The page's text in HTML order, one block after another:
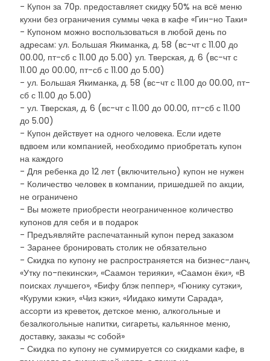
- Купон за 70р. предоставляет скидку 50% на всё меню
кухни без ограничения суммы чека в кафе «Гин-но Таки»
- Купоном можно воспользоваться в любой день по
адресам: ул. Большая Якиманка, д. 58 (вс-чт с 11.00 до
00.00, пт-сб с 11.00 до 5.00) ул. Тверская, д. 6 (вс-чт с
11.00 до 00.00, пт-сб с 11.00 до 5.00)
- ул. Большая Якиманка, д. 58 (вс-чт с 11.00 до 00.00, пт-
сб с 11.00 до 5.00)
- ул. Тверская, д. 6 (вс-чт с 11.00 до 00.00, пт-сб с 11.00
до 5.00)
- Купон действует на одного человека. Если идете
вдвоем или компанией, необходимо приобретать купон
на каждого
- Для ребенка до 12 лет (включительно) купон не нужен
- Количество человек в компании, пришедшей по акции,
не ограничено
- Вы можете приобрести неограниченное количество
купонов для себя и в подарок
- Предъявляйте распечатанный купон перед заказом
- Заранее бронировать столик не обязательно
- Скидка по купону не распространяется на бизнес-ланч,
«Утку по-пекински», «Саамон терияки», «Саамон ёки», «В
поисках лучшего», «Бифу блэк пеппер», «Гюнику сутэки»,
«Куруми кэки», «Чиз кэки», «Иидако кимути Сарада»,
ассорти из креветок, детское меню, алкогольные и
безалкогольные напитки, сигареты, кальянное меню,
доставку, заказы «с собой»
- Скидка по купону не суммируется со скидками кафе, в